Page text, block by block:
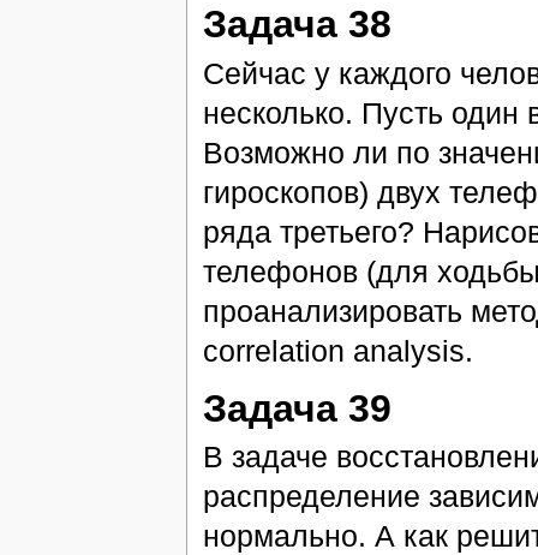
Задача 38
Сейчас у каждого
несколько. Пусть один
Возможно ли по
гироскопов) двух
ряда третьего?
телефонов (для
проанализировать
correlation analysis.
Задача 39
В задаче
распределение
нормально. А как